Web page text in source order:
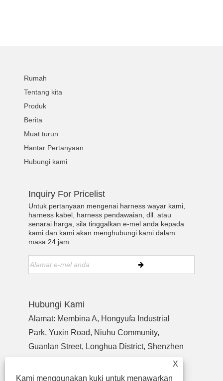
Rumah
Tentang kita
Produk
Berita
Muat turun
Hantar Pertanyaan
Hubungi kami
Inquiry For Pricelist
Untuk pertanyaan mengenai harness wayar kami,
harness kabel, harness pendawaian, dll. atau
senarai harga, sila tinggalkan e-mel anda kepada
kami dan kami akan menghubungi kami dalam
masa 24 jam.
Hubungi Kami
Alamat: Membina A, Hongyufa Industrial
Park, Yuxin Road, Niuhu Community,
Guanlan Street, Longhua District, Shenzhen
Tel:
+86-755-27990932
X
Kami menggunakan kuki untuk menawarkan